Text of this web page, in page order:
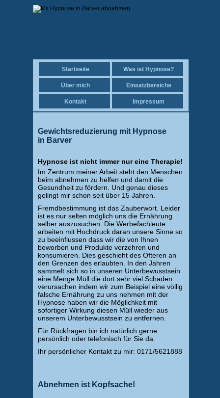
Startseite Was ist Hypnose?
Über mich Einsatzbereiche
Kontakt Impressum
Gewichtsreduzierung mit Hypnose
in Barver
Hypnose ist nicht immer nur eine Therapie!
Im Zentrum meiner Arbeit steht den Menschen
beim abnehmen zu helfen und damit die
Gesundheit zu fördern. Und genau dieses
gelingt mir schon seit über 15 Jahren.
Fremdbestimmung ist das Zauberwort. Leider
ist es nur selten möglich uns die Ernährung
selber auszusuchen. Die Werbefachleute
arbeiten mit Hochdruck daran unsere Sinne so
zu beeinflussen dass wir die von Ihnen
beworben und Produkte verzehren und
konsumieren. Dies geschieht des Öfteren an
den Grenzen des erlaubten. In den Jahren
sammelt sich so in unseren Unterbewusstsein
eine Menge Müll die dort sehr viel Schaden
verursachen indem wir zum Beispiel eine völlig
falsche Ernährung zu uns nehmen mit der
Hypnose haben wir die Möglichkeit mit
sofortiger Wirkung diesen Müll wieder aus
unserem Unterbewusstsein zu entfernen.
Für Rückfragen bin ich natürlich gerne
persönlich oder telefonisch für Sie da.
Ihr persönlicher Kontakt zu mir: 0171/5621888
Abnehmen ist Kopfsache!